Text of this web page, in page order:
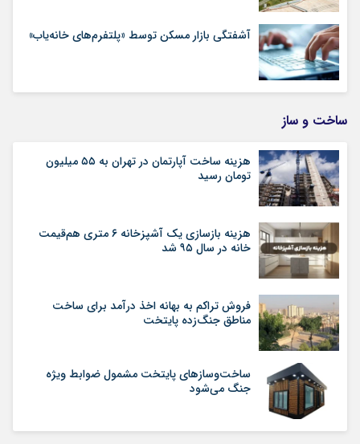
آشفتگی بازار مسکن توسط «پلتفرم‌های خانه‌یاب»
ساخت و ساز
هزینه ساخت آپارتمان در تهران به ۵۵ میلیون
تومان رسید
هزینه بازسازی یک آشپزخانه ۶ متری هم‌قیمت
خانه در سال ۹۵ شد
فروش تراکم به بهانه اخذ درآمد برای ساخت
مناطق جنگ‌زده پایتخت
ساخت‌وسازهای پایتخت مشمول ضوابط ویژه
جنگ می‌شود